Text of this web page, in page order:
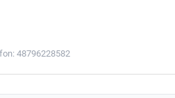
48796228582